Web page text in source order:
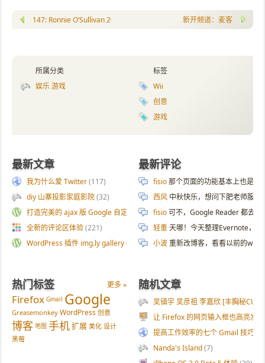
147: Ronnie O’Sullivan 2007 UK Championship, vs Selby
新开频道：麦客
标签
Wii
创意
游戏
所属分类
娱乐 游戏
最新文章
我为什么爱 Twitter(117)
diy 山寨投影家庭影院(32)
打造完美的 ajax 版 Google 自定义搜索 (187)
全新的评论区体验(221)
WordPress 插件 img.ly gallery(54)
更多 »
热门标签
Firefox Gmail Google
Greasemonkey WordPress 创意
博客 地图 手机扩展 美化 设计
黑莓
最新评论
fisio那个页面的功能基本上也是
西风 中秋快乐，想问下肥老师服
fisio可不，Google Reader 都去
轻重天哪！今天整理Evernote，
小波重新改博客，看看以前的wp
随机文章
吴镇宇 吴彦祖 李嘉欣 [丰胸秘
让 Firefox 的网页输入框也高亮发光
提高工作效率的七个 Gmail 技巧
Nanda's Island(7)